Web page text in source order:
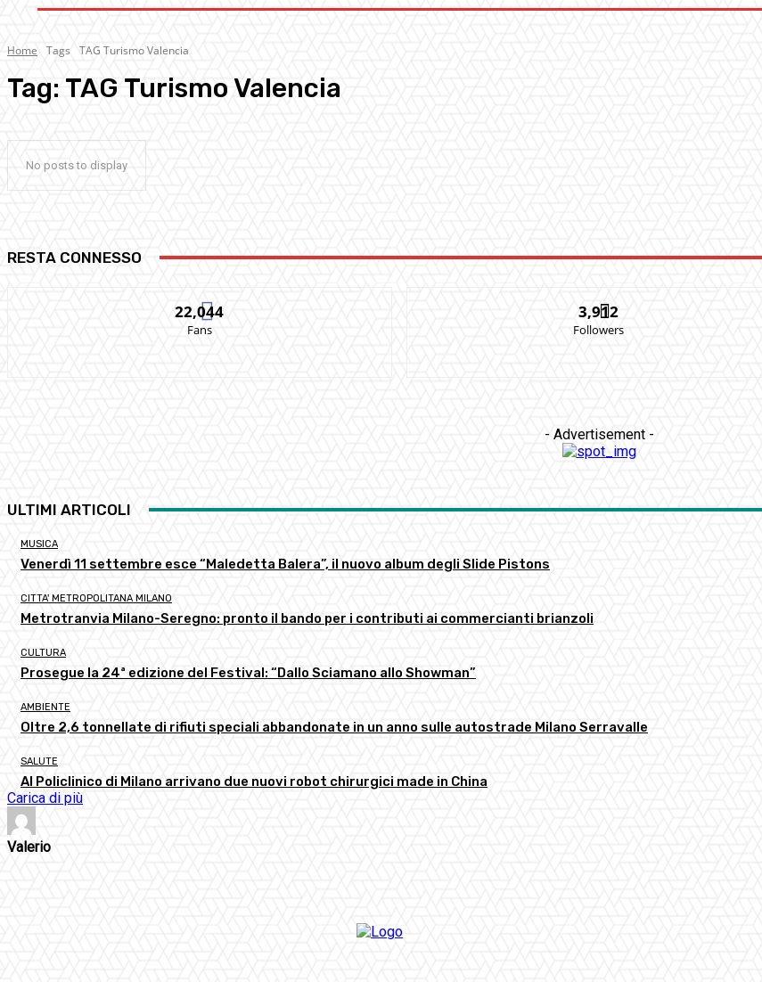
Home Tags TAG Turismo Valencia
Tag: TAG Turismo Valencia
No posts to display
RESTA CONNESSO
22,044
Fans
3,912
Followers
- Advertisement -
ULTIMI ARTICOLI
MUSICA
Venerdì 11 settembre esce “Maledetta Balera”, il nuovo album degli Slide Pistons
CITTA' METROPOLITANA MILANO
Metrotranvia Milano-Seregno: pronto il bando per i contributi ai commercianti brianzoli
CULTURA
Prosegue la 24ª edizione del Festival: “Dallo Sciamano allo Showman”
AMBIENTE
Oltre 2,6 tonnellate di rifiuti speciali abbandonate in un anno sulle autostrade Milano Serravalle
SALUTE
Al Policlinico di Milano arrivano due nuovi robot chirurgici made in China
Carica di più
Valerio